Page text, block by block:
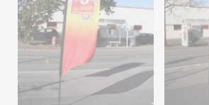
Voiles – Fabrication
Cliquez-Pub ©2024